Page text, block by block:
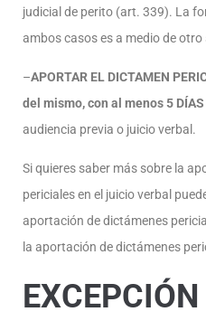
judicial de perito (art. 339). La
ambos casos es a medio de otro
–APORTAR EL DICTAMEN
del mismo, con al menos 5 DÍAS
audiencia previa o juicio verbal.
Si quieres saber más sobre la
periciales en el juicio verbal
aportación de dictámenes
la aportación de dictámenes